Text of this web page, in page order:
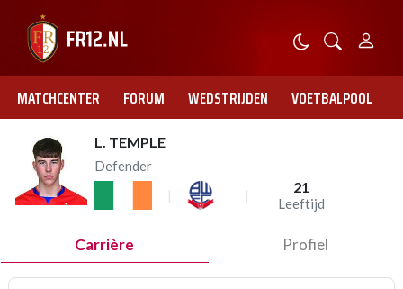
MATCHCENTER FORUM WEDSTRIJDEN VOETBALPOOL
L. TEMPLE
Defender
21
Leeftijd
Carrière Profiel